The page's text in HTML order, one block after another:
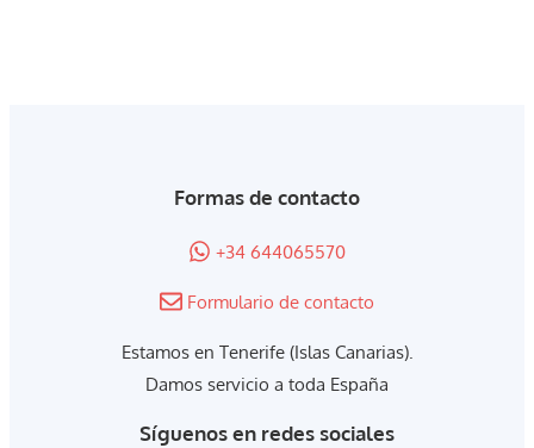
Formas de contacto
+34 644065570
Formulario de contacto
Estamos en Tenerife (Islas Canarias).
Damos servicio a toda España
Síguenos en redes sociales